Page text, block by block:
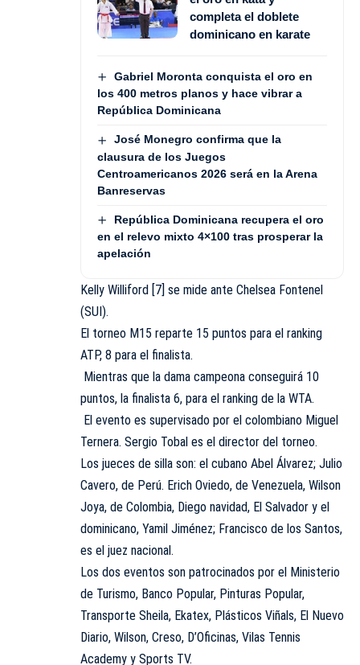
completa el doblete
dominicano en karate
Gabriel Moronta conquista el oro en
los 400 metros planos y hace vibrar a
República Dominicana
José Monegro confirma que la
clausura de los Juegos
Centroamericanos 2026 será en la Arena
Banreservas
República Dominicana recupera el oro
en el relevo mixto 4×100 tras prosperar la
apelación
Kelly Williford [7] se mide ante Chelsea Fontenel
(SUI).
El torneo M15 reparte 15 puntos para el ranking
ATP, 8 para el finalista.
Mientras que la dama campeona conseguirá 10
puntos, la finalista 6, para el ranking de la WTA.
El evento es supervisado por el colombiano Miguel
Ternera. Sergio Tobal es el director del torneo.
Los jueces de silla son: el cubano Abel Álvarez; Julio
Cavero, de Perú. Erich Oviedo, de Venezuela, Wilson
Joya, de Colombia, Diego navidad, El Salvador y el
dominicano, Yamil Jiménez; Francisco de los Santos,
es el juez nacional.
Los dos eventos son patrocinados por el Ministerio
de Turismo, Banco Popular, Pinturas Popular,
Transporte Sheila, Ekatex, Plásticos Viñals, El Nuevo
Diario, Wilson, Creso, D’Oficinas, Vilas Tennis
Academy y Sports TV.